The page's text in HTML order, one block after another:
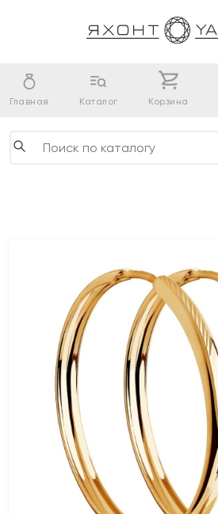
Главная Каталог Корзина